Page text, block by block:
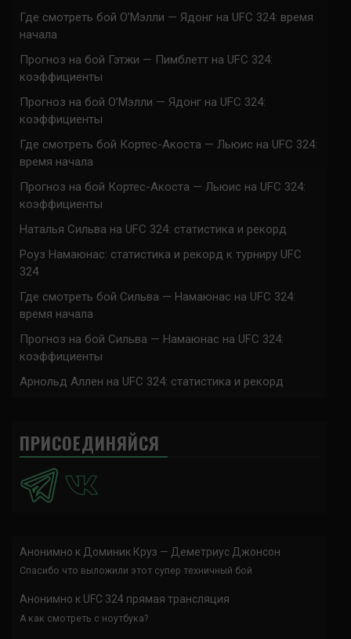
Где смотреть бой О’Мэлли — Ядонг на UFC 324: время
начала
Прогноз на бой Гэтжи — Пимблетт на UFC 324:
коэффициенты
Прогноз на бой О’Мэлли — Ядонг на UFC 324:
коэффициенты
Где смотреть бой Кортес-Акоста — Льюис на UFC 324:
время начала
Прогноз на бой Кортес-Акоста — Льюис на UFC 324:
коэффициенты
Наталья Сильва на UFC 324: статистика и рекорд
Роуз Намаюнас: статистика и рекорд к турниру UFC
324
Где смотреть бой Сильва — Намаюнас на UFC 324:
время начала
Прогноз на бой Сильва — Намаюнас на UFC 324:
коэффициенты
Арнольд Аллен на UFC 324: статистика и рекорд
ПРИСОЕДИНЯЙСЯ
Анонимно к Доминик Круз — Деметриус Джонсон
Спасибо что выложили этот супер техничный бой
Анонимно к UFC 324 прямая трансляция
А как смотреть с ноутбука?